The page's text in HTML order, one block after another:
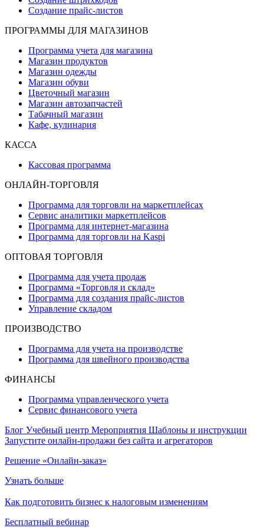
Создание прайс-листов
ПРОГРАММЫ ДЛЯ МАГАЗИНОВ
Программа учета для магазина
Магазин продуктов
Магазин одежды
Магазин обуви
Цветочный магазин
Магазин автозапчастей
Табачный магазин
Кафе, кулинария
КАССА
Кассовая программа
ОНЛАЙН-ТОРГОВЛЯ
Программа для торговли на маркетплейсах
Сервис аналитики маркетплейсов
Программа для интернет-магазина
Программа для торговли на Kaspi
ОПТОВАЯ ТОРГОВЛЯ
Программа для учета продаж
Программа «Торговля и склад»
Программа для создания прайс‑листов
Управление складом
ПРОИЗВОДСТВО
Программа для учета на производстве
Программа для швейного производства
ФИНАНСЫ
Программа управленческого учета
Сервис финансового учета
Блог Учебный центр Мероприятия Шаблоны и инструкции
Запустите онлайн-продажи без сайта и агрегаторов
Решение «Онлайн-заказ»
Узнать больше
Как подготовить бизнес к налоговым изменениям
Бесплатный вебинар